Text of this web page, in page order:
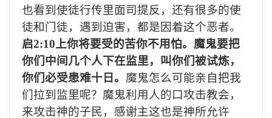
也看到使徒行传里面司提反，还有很多的使
徒和门徒，遇到迫害，都是因着这个恶者。
启2:10上你将要受的苦你不用怕。魔鬼要把
你们中间几个人下在监里，叫你们被试炼，
你们必受患难十日。 魔鬼怎么可能亲自把我
们拉到监里呢？魔鬼利用人的口攻击教会，
来攻击神的子民，感谢主这也是神所允许